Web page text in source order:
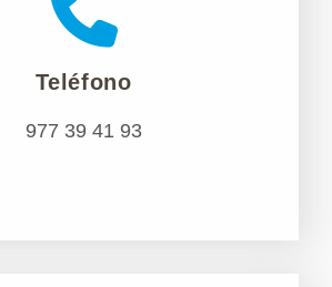
Teléfono
977 39 41 93